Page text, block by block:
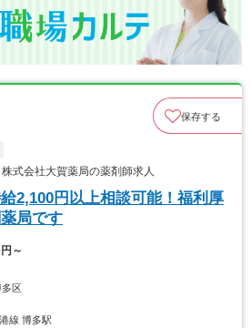
保存する
式会社大賀薬局の薬剤師求人
2,100円以上相談可能！福利厚
局です
～
多区
線 博多駅